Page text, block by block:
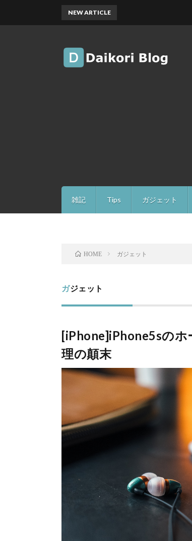
雑記 Tips ガジェット
NEW ARTICLE
HOME ガジェット
ガジェット
[iPhone]iPhone5sの
理の顛末